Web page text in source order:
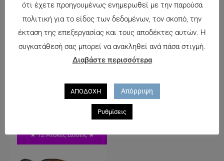
ΕΚΤΌΣ ΑΠΟΘΈΜΑΤΟΣ
55.00€
★ 12 Άτοκες Δόσεις ★
ότι έχετε προηγουμένως ενημερωθεί με την παρούσα
πολιτική για το είδος των δεδομένων, τον σκοπό, την
έκταση της επεξεργασίας και τους αποδέκτες αυτών. Η
συγκατάθεσή σας μπορεί να ανακληθεί ανά πάσα στιγμή.
Διαβάστε περισσότερα
ΑΠΟΔΟΧΗ Απόρριψη
Ρυθμίσεις